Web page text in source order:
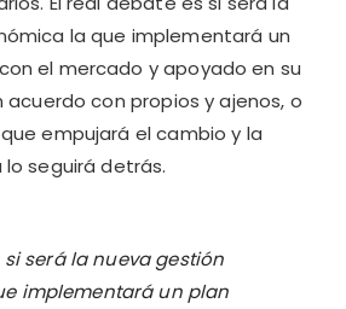
la que implementará un
el mercado y apoyado en su
con propios y ajenos, o
empujará el cambio y la
seguirá detrás.
si será la nueva gestión
implementará un plan